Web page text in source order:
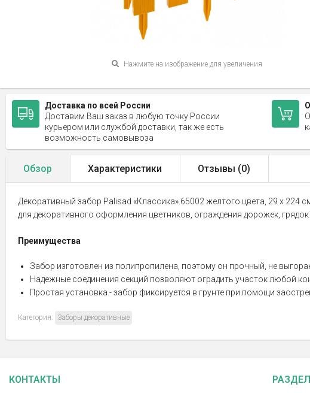
Нажмите на изображение для увеличения
Доставка по всей России
Доставим Ваш заказ в любую точку России
курьером или службой доставки, так же есть
возможность самовывоза
Обзор Характеристики Отзывы (0)
Декоративный забор Palisad «Классика» 65002 желтого цвета, 29 х 224
для декоративного оформления цветников, ограждения дорожек, грядок
Преимущества
Забор изготовлен из полипропилена, поэтому он прочный, не
Надежные соединения секций позволяют оградить участок любой
Простая установка - забор фиксируется в грунте при помощи
Категория: Заборы декоративные
КОНТАКТЫ